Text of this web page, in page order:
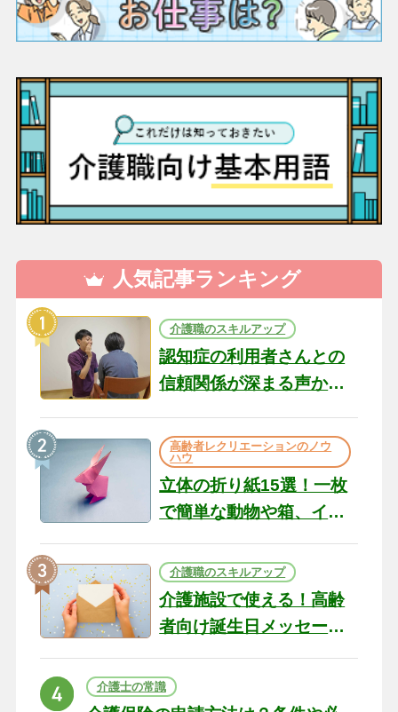
人気記事ランキング
介護職のスキルアップ
認知症の利用者さんとの
信頼関係が深まる声かけ
の現場から（22）
高齢者レクリエーションのノウ
ハウ
立体の折り紙15選！一枚
で簡単な動物や箱、イン
テリアになる作品まで
介護職のスキルアップ
介護施設で使える！高齢
者向け誕生日メッセージ
の例文と書き方のポイン
ト
介護士の常識